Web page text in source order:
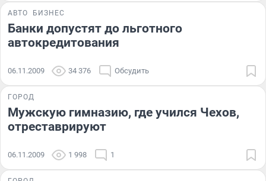
АВТО БИЗНЕС
Банки допустят до льготного
автокредитования
06.11.2009 34 376 Обсудить
ГОРОД
Мужскую гимназию, где учился Чехов,
отреставрируют
06.11.2009 1 998 1